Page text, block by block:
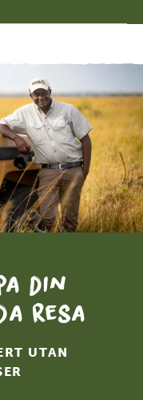
din
resa
UTAN